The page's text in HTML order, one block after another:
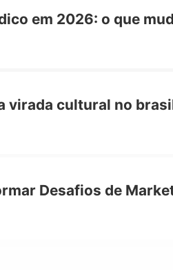
em 2026: o que
virada cultural no
Desafios de
de Crescimento para